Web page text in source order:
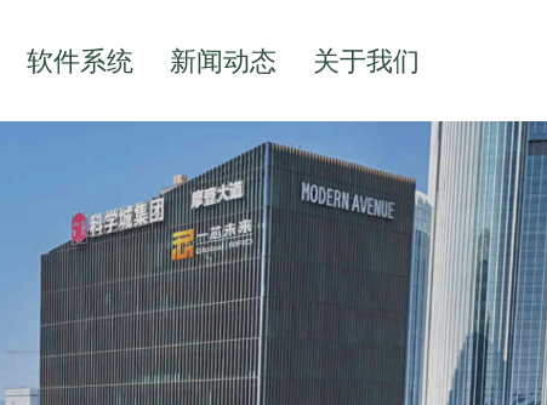
软件系统 新闻动态 关于我们